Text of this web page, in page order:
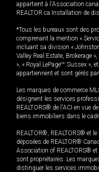
appartient à l'Association
REALTOR.ca Installation de
*Tous les bureaux sont des
comprenant la mention «
incluant sa division «
Valley Real Estate, Brokerage »,
», « Royal LePageMD Sussex »,
appartiennent et sont gérés
Les marques de commerce
désignent les services
REALTORS® de l'ACI en vue
biens immobiliers dans le
REALTOR®, REALTORS® et
déposées de REALTOR®
Association of REALTORS®
sont propriétaires. Les
distinguer les services